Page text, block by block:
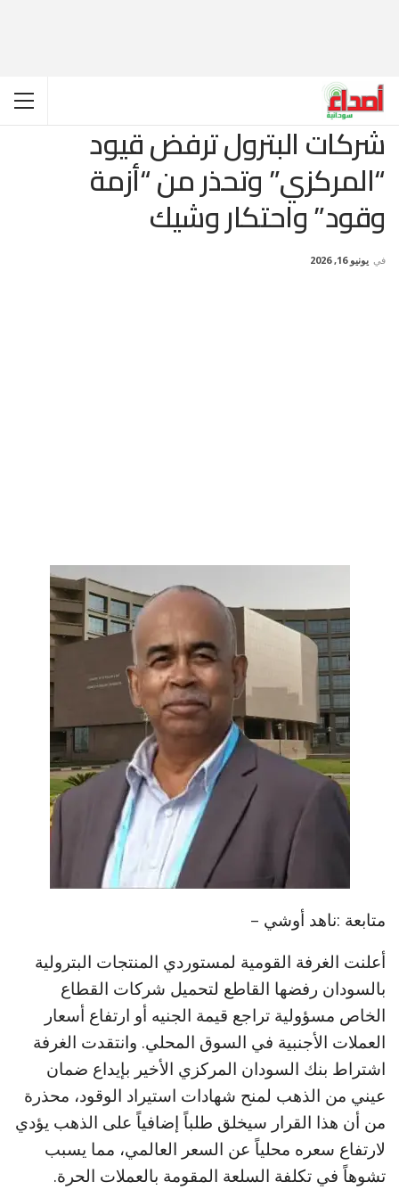
شركات البترول ترفض قيود
“المركزي” وتحذر من “أزمة
وقود” واحتكار وشيك
في يونيو 16, 2026
متابعة :ناهد أوشي –
أعلنت الغرفة القومية لمستوردي المنتجات البترولية
بالسودان رفضها القاطع لتحميل شركات القطاع
الخاص مسؤولية تراجع قيمة الجنيه أو ارتفاع أسعار
العملات الأجنبية في السوق المحلي. وانتقدت الغرفة
اشتراط بنك السودان المركزي الأخير بإيداع ضمان
عيني من الذهب لمنح شهادات استيراد الوقود، محذرة
من أن هذا القرار سيخلق طلباً إضافياً على الذهب يؤدي
لارتفاع سعره محلياً عن السعر العالمي، مما يسبب
تشوهاً في تكلفة السلعة المقومة بالعملات الحرة.